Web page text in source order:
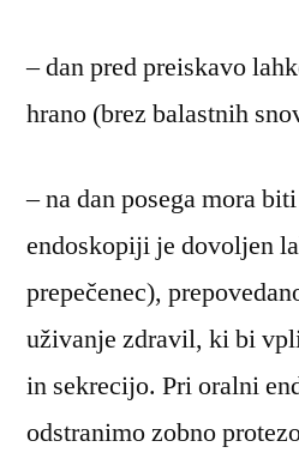
– dan pred preiskavo
hrano (brez balastnih
– na dan posega mora
endoskopiji je dovoljen
prepečenec),
uživanje zdravil, ki bi
in sekrecijo. Pri oralni
odstranimo zobno